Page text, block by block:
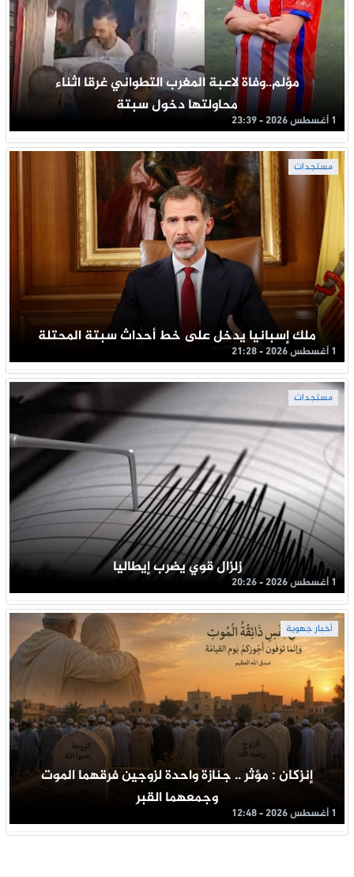
مؤلم..وفاة لاعبة المغرب التطواني غرقا اثناء
محاولتها دخول سبتة
1 أغسطس 2026 - 23:39
مستجدات
ملك إسبانيا يدخل على خط أحداث سبتة المحتلة
1 أغسطس 2026 - 21:28
مستجدات
زلزال قوي يضرب إيطاليا
1 أغسطس 2026 - 20:26
أخبار جهوية
إنزكان : مؤثر .. جنازة واحدة لزوجين فرقهما الموت
وجمعهما القبر
1 أغسطس 2026 - 12:48